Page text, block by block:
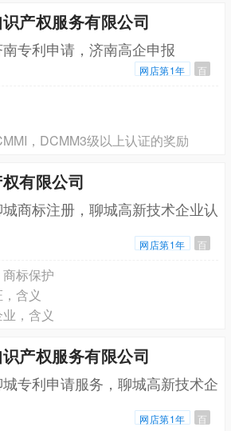
产权服务有限公司
专利申请，济南高企申报
网店第1年 百
，DCMM3级以上认证的奖励
有限公司
商标注册，聊城高新技术企业认
网店第1年 百
标保护
含义
，含义
产权服务有限公司
专利申请服务，聊城高新技术企
网店第1年 百